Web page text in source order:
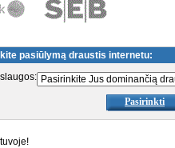
pasiūlymą draustis internetu:
Pasirinkti